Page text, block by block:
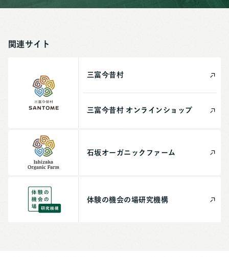
関連サイト
三富今昔村
三富今昔村 オンライン ショップ
石坂オーガニック ファーム
体験の機会の場研究機構